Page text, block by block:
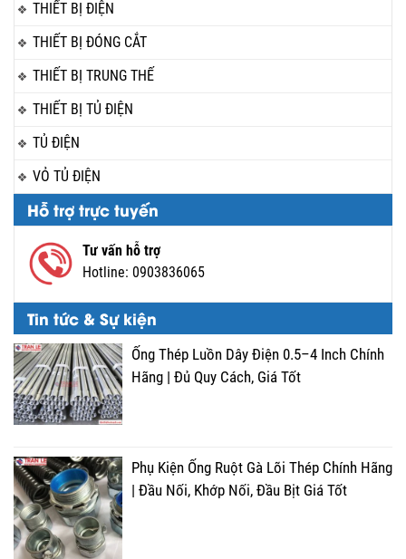
THIẾT BỊ ĐIỆN
THIẾT BỊ ĐÓNG CẮT
THIẾT BỊ TRUNG THẾ
THIẾT BỊ TỦ ĐIỆN
TỦ ĐIỆN
VỎ TỦ ĐIỆN
Hỗ trợ trực tuyến
Tư vấn hỗ trợ
Hotline: 0903836065
Tin tức & Sự kiện
Ống Thép Luồn Dây Điện 0.5–4 Inch Chính
Hãng | Đủ Quy Cách, Giá Tốt
Phụ Kiện Ống Ruột Gà Lõi Thép Chính Hãng
| Đầu Nối, Khớp Nối, Đầu Bịt Giá Tốt